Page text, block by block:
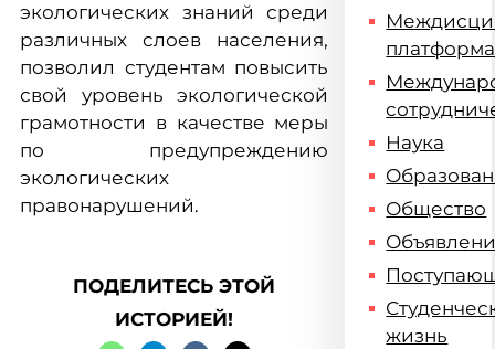
экологических знаний среди
различных слоев населения,
позволил студентам повысить
свой уровень экологической
грамотности в качестве меры
по предупреждению
экологических
правонарушений.
ПОДЕЛИТЕСЬ ЭТОЙ
ИСТОРИЕЙ!
платформа
Наука
Общество
жизнь